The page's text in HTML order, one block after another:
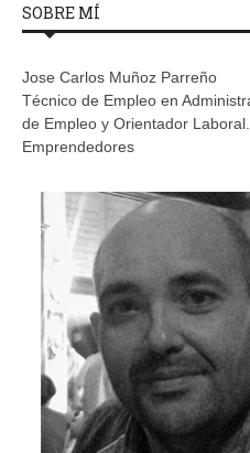
SOBRE MÍ
Jose Carlos Muñoz Parreño
Técnico de Empleo en
de Empleo y Orientador
Emprendedores